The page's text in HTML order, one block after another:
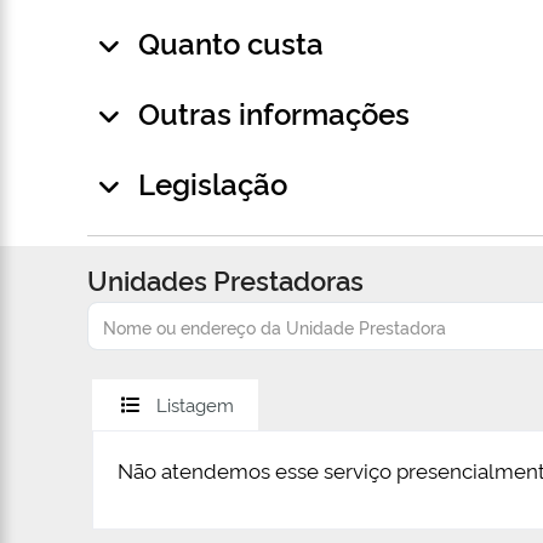
Quanto custa
Outras informações
Legislação
Unidades Prestadoras
Listagem
Não atendemos esse serviço